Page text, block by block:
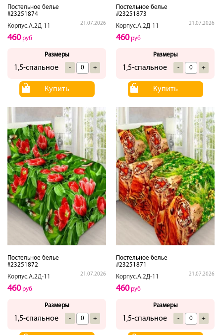
Постельное белье
#23251874
Корпус.А.2Д-11
21.07.2026
460руб
Размеры
1,5-спальное - +
Купить
Постельное белье
#23251873
Корпус.А.2Д-11
21.07.2026
460руб
Размеры
1,5-спальное - +
Купить
Постельное белье
#23251872
Корпус.А.2Д-11
21.07.2026
460руб
Размеры
1,5-спальное - +
Постельное белье
#23251871
Корпус.А.2Д-11
21.07.2026
460руб
Размеры
1,5-спальное - +